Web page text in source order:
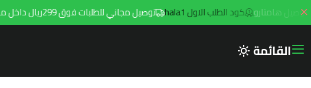
كود الطلب الاول hala1 توصيل مجاني للطلبات فوق 299ريال داخل مدينه الرياض مع توصيل هامتارو
القائمة